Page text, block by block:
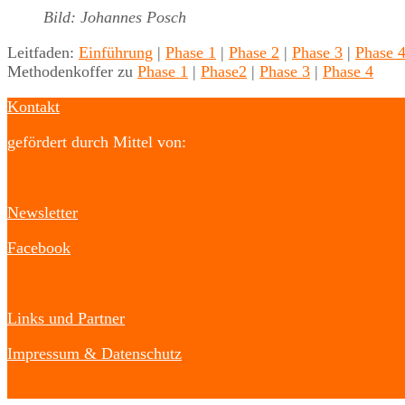
Bild: Johannes Posch
Leitfaden: Einführung | Phase 1 | Phase 2 | Phase 3 | Phase 4
Methodenkoffer zu Phase 1 | Phase2 | Phase 3 | Phase 4
Kontakt
gefördert durch Mittel von:
Newsletter
Facebook
Links und Partner
Impressum & Datenschutz